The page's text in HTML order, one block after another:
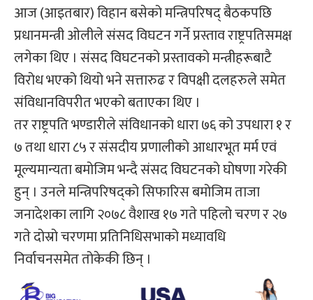
आज (आइतबार) विहान बसेको मन्त्रिपरिषद् बैठकपछि
प्रधानमन्त्री ओलीले संसद विघटन गर्ने प्रस्ताव राष्ट्रपतिसमक्ष
लगेका थिए । संसद विघटनको प्रस्तावको मन्त्रीहरूबाटै
विरोध भएको थियो भने सत्तारुढ र विपक्षी दलहरुले समेत
संविधानविपरीत भएको बताएका थिए ।
तर राष्ट्रपति भण्डारीले संविधानको धारा ७६ को उपधारा १ र
७ तथा धारा ८५ र संसदीय प्रणालीको आधारभूत मर्म एवं
मूल्यमान्यता बमोजिम भन्दै संसद विघटनको घोषणा गरेकी
हुन् । उनले मन्त्रिपरिषद्को सिफारिस बमोजिम ताजा
जनादेशका लागि २०७८ वैशाख १७ गते पहिलो चरण र २७
गते दोस्रो चरणमा प्रतिनिधिसभाको मध्यावधि
निर्वाचनसमेत तोकेकी छिन् ।